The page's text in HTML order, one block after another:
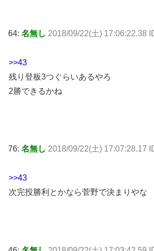
64: 名無し 2018/09/22(土) 17:06:22.38
>>43
残り登板3つぐらいあるやろ
2勝できるかね
76: 名無し 2018/09/22(土) 17:07:28.17
>>43
次完投勝利とかなら菅野で決まりやな